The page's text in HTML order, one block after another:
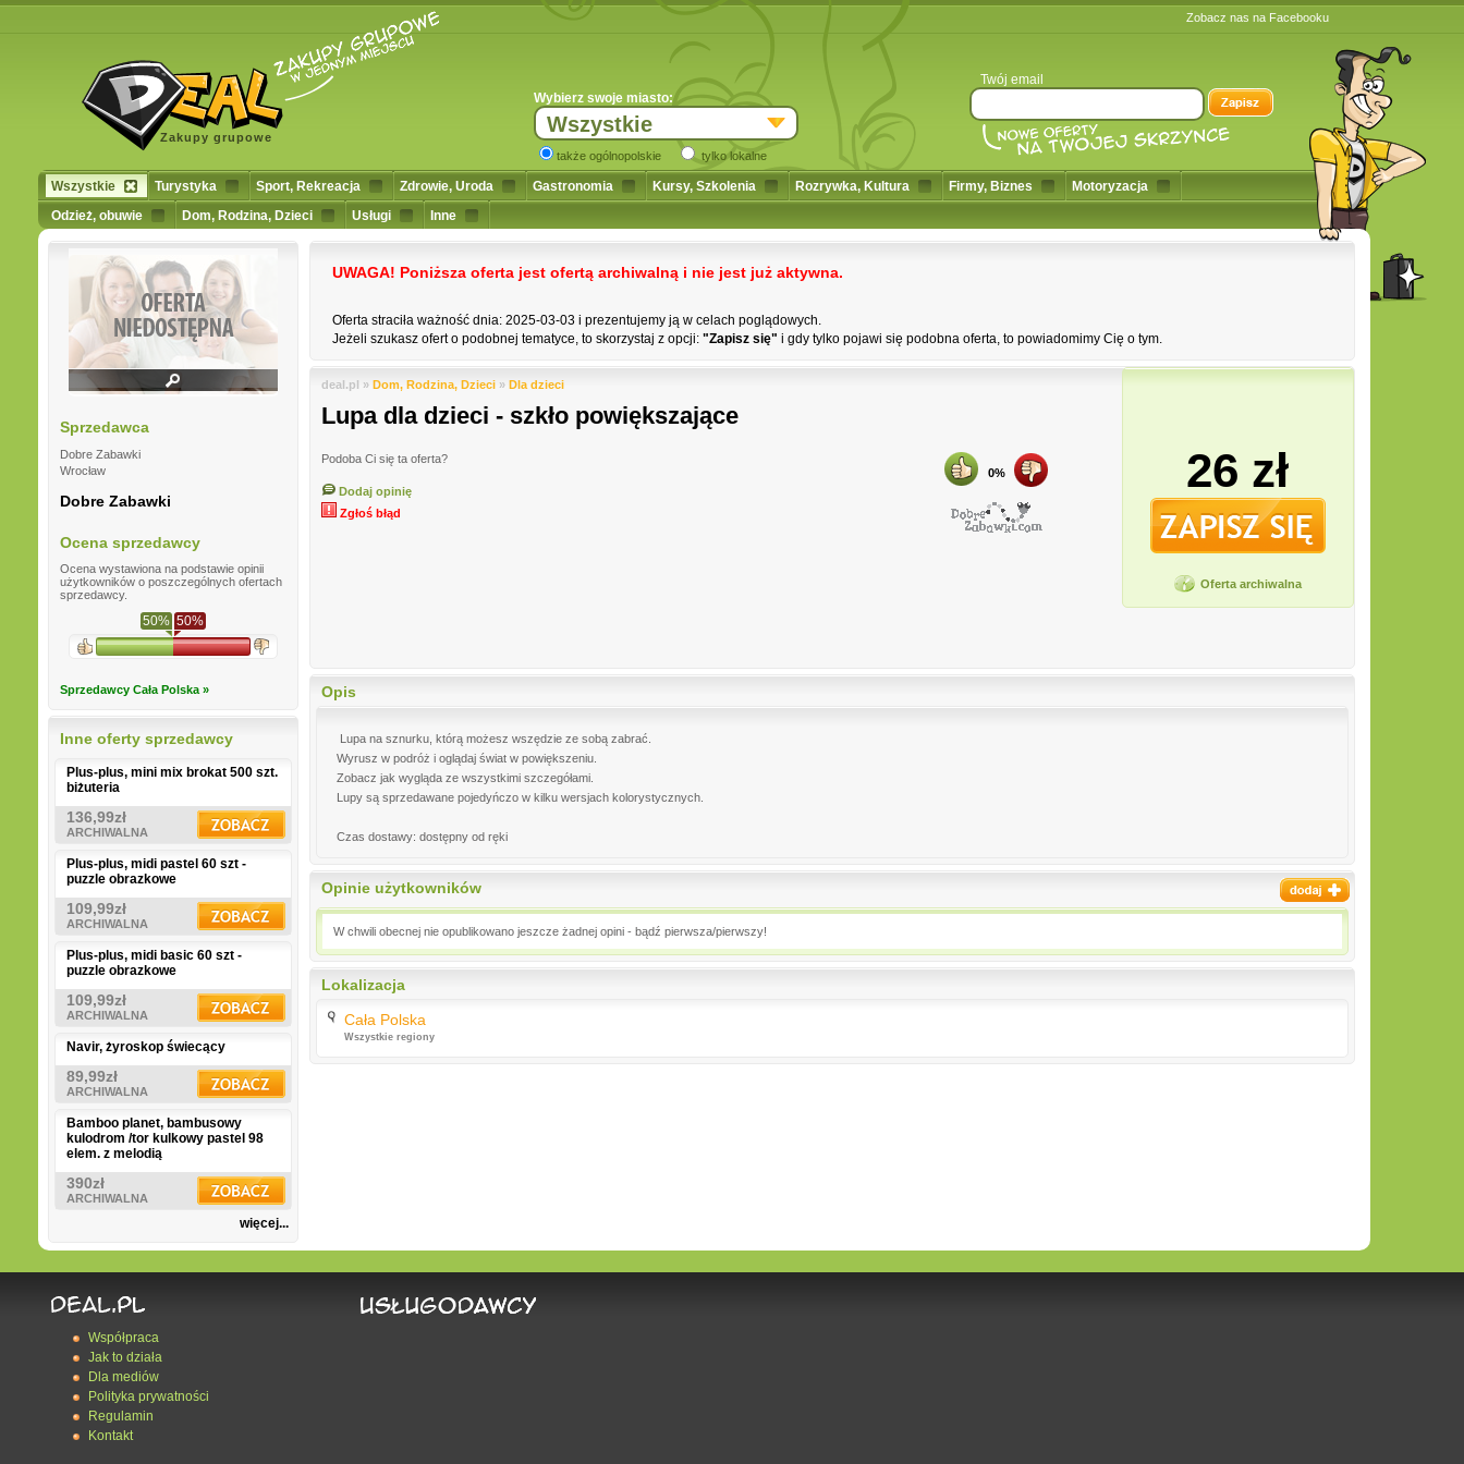
Zakupy grupowe
Wybierz swoje miasto:
Wszystkie
także ogólnopolskie tylko lokalne
Twój email
Zobacz nas na Facebooku
Wszystkie Turystyka Sport, Rekreacja Zdrowie, Uroda Gastronomia Kursy, Szkolenia Rozrywka, Kultura Firmy, Biznes
Motoryzacja
Odzież, obuwie
Dom, Rodzina, Dzieci Usługi Inne
Sprzedawca
Dobre Zabawki
Wrocław
Dobre Zabawki
Ocena sprzedawcy
Ocena wystawiona na podstawie opinii
użytkowników o poszczególnych ofertach
sprzedawcy.
50% 50%
Sprzedawcy Cała Polska »
Inne oferty sprzedawcy
Plus-plus, mini mix brokat 500 szt.
biżuteria
136,99zł
ARCHIWALNA
Plus-plus, midi pastel 60 szt -
puzzle obrazkowe
109,99zł
ARCHIWALNA
Plus-plus, midi basic 60 szt -
puzzle obrazkowe
109,99zł
ARCHIWALNA
Navir, żyroskop świecący
89,99zł
ARCHIWALNA
Bamboo planet, bambusowy
kulodrom /tor kulkowy pastel 98
elem. z melodią
390zł
ARCHIWALNA
więcej...
UWAGA! Poniższa oferta jest ofertą archiwalną i nie jest już aktywna.
Oferta straciła ważność dnia: 2025-03-03 i prezentujemy ją w celach poglądowych.
Jeżeli szukasz ofert o podobnej tematyce, to skorzystaj z opcji: "Zapisz się" i gdy tylko pojawi się podobna oferta, to powiadomimy Cię o tym.
deal.pl » Dom, Rodzina, Dzieci » Dla dzieci
Lupa dla dzieci - szkło powiększające
Podoba Ci się ta oferta?
Dodaj opinię
Zgłoś błąd
0% 26 zł
Oferta archiwalna
Opis
Lupa na sznurku, którą możesz wszędzie ze sobą zabrać.
Wyrusz w podróż i oglądaj świat w powiększeniu.
Zobacz jak wygląda ze wszystkimi szczegółami.
Lupy są sprzedawane pojedyńczo w kilku wersjach kolorystycznych.
Czas dostawy: dostępny od ręki
Opinie użytkowników
W chwili obecnej nie opublikowano jeszcze żadnej opini - bądź pierwsza/pierwszy!
Lokalizacja
Cała Polska
Wszystkie regiony
Współpraca
Jak to działa
Dla mediów
Polityka prywatności
Regulamin
Kontakt